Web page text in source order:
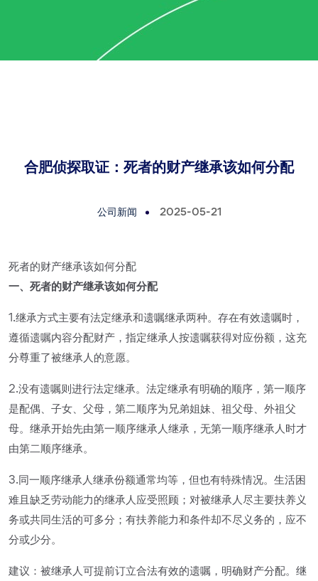
合肥侦探取证：死者的财产继承该如何分配
公司新闻 2025-05-21
死者的财产继承该如何分配
一、死者的财产继承该如何分配
1.继承方式主要有法定继承和遗嘱继承两种。存在有效遗嘱时，
遵循遗嘱内容分配财产，指定继承人按遗嘱获得对应份额，这充
分尊重了被继承人的意愿。
2.没有遗嘱则进行法定继承。法定继承有明确的顺序，第一顺序
是配偶、子女、父母，第二顺序为兄弟姐妹、祖父母、外祖父
母。继承开始先由第一顺序继承人继承，无第一顺序继承人时才
由第二顺序继承。
3.同一顺序继承人继承份额通常均等，但也有特殊情况。生活困
难且缺乏劳动能力的继承人应受照顾；对被继承人尽主要扶养义
务或共同生活的可多分；有扶养能力和条件却不尽义务的，应不
分或少分。
建议：被继承人可提前订立合法有效的遗嘱，明确财产分配。继